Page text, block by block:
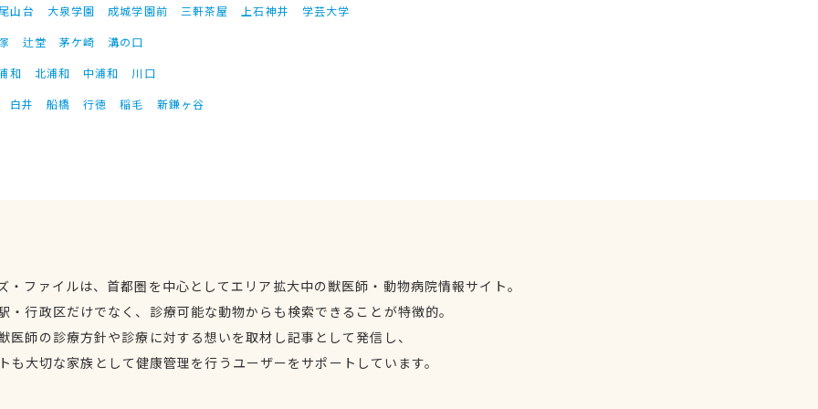
山台 大泉学園 成城学園前 三軒茶屋 上石神井
学芸大学
辻堂 茅ケ崎
溝の口
和
北浦和 中浦和
川口
白井
船橋 行徳 稲毛 新鎌ヶ谷
・ファイルは、首都圏を中心としてエリア拡大中の獣医師・動物病院情報サイト。
・行政区だけでなく、診療可能な動物からも検索できることが特徴的。
医師の診療方針や診療に対する想いを取材し記事として発信し、
も大切な家族として健康管理を行うユーザーをサポートしています。